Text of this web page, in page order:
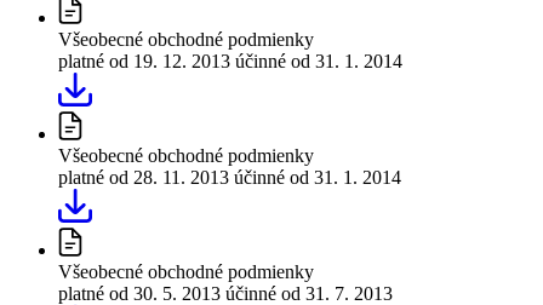
Všeobecné obchodné podmienky
platné od 19. 12. 2013 účinné od 31. 1. 2014
Všeobecné obchodné podmienky
platné od 28. 11. 2013 účinné od 31. 1. 2014
Všeobecné obchodné podmienky
platné od 30. 5. 2013 účinné od 31. 7. 2013